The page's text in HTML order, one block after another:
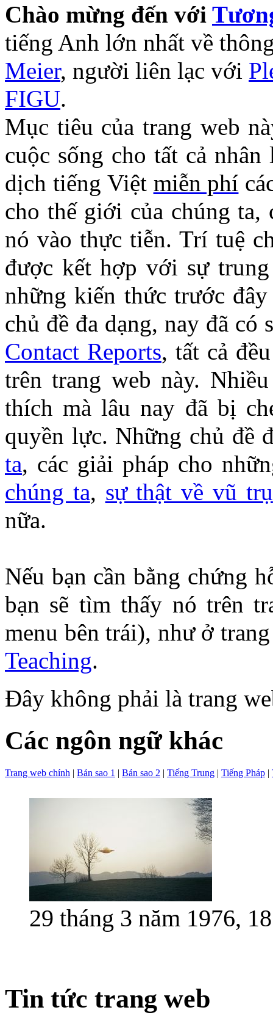
Chào mừng đến với
tiếng Anh lớn nhất về
Meier, người liên lạc với
FIGU.
Mục tiêu của trang web
cuộc sống cho tất cả
dịch tiếng Việt miễn phí
cho thế giới của chúng
nó vào thực tiễn. Trí tuệ
được kết hợp với sự
những kiến thức trước
chủ đề đa dạng, nay đã
Contact Reports, tất cả
trên trang web này.
thích mà lâu nay đã bị
quyền lực. Những chủ đề
ta, các giải pháp cho
chúng ta, sự thật về vũ trụ
nữa.
Nếu bạn cần bằng chứng
bạn sẽ tìm thấy nó trên
menu bên trái), như ở
Teaching.
Đây không phải là trang
Các ngôn ngữ khác
Trang web chính | Bản sao 1 | Bản sao 2 | Tiếng Trung | Tiếng Pháp |
29 tháng 3 năm 1976,
Tin tức trang web